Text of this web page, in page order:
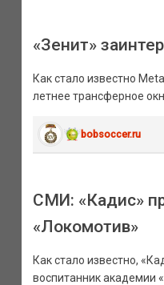
«Зенит»
Как стало известно
летнее трансферное
bobsoccer.ru
СМИ: «Кадис»
«Локомотив»
Как стало известно,
воспитанник академии